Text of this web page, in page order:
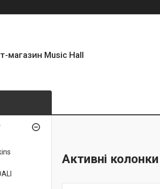
магазин Music Hall
Активні